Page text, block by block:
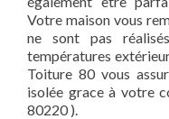
Votre maison vous
ne sont pas
températures
Toiture 80 vous
isolée grace à votre
80220 ).